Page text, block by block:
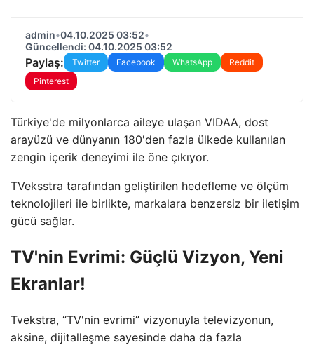
admin•04.10.2025 03:52•
Güncellendi: 04.10.2025 03:52
Paylaş: Twitter Facebook WhatsApp
Reddit
Pinterest
Türkiye'de milyonlarca aileye ulaşan VIDAA, dost
arayüzü ve dünyanın 180'den fazla ülkede kullanılan
zengin içerik deneyimi ile öne çıkıyor.
TVeksstra tarafından geliştirilen hedefleme ve ölçüm
teknolojileri ile birlikte, markalara benzersiz bir iletişim
gücü sağlar.
TV'nin Evrimi: Güçlü Vizyon, Yeni
Ekranlar!
Tvekstra, “TV'nin evrimi” vizyonuyla televizyonun,
aksine, dijitalleşme sayesinde daha da fazla